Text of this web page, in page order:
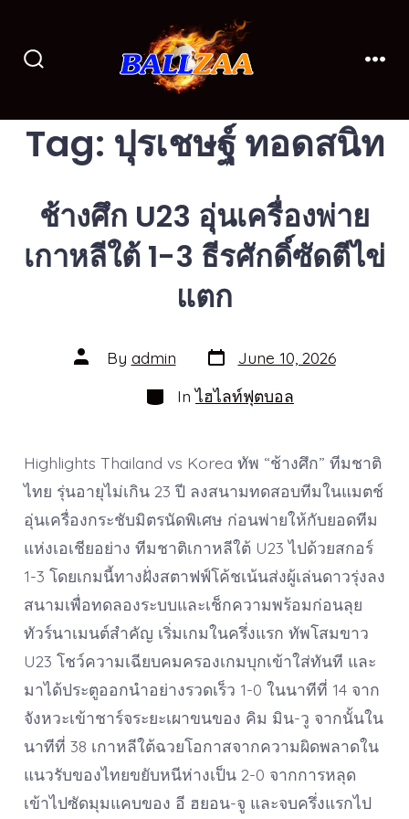
content
Tag: ปุรเชษฐ์ ทอดสนิท
ช้างศึก U23 อุ่นเครื่องพ่าย
เกาหลีใต้ 1-3 ธีรศักดิ์ซัดตีไข่
แตก
Post
author
By admin Post
date
June 10, 2026
Categories
Inไฮไลท์ฟุตบอล
Highlights Thailand vs Korea ทัพ “ช้างศึก” ทีมชาติ
ไทย รุ่นอายุไม่เกิน 23 ปี ลงสนามทดสอบทีมในแมตช์
อุ่นเครื่องกระชับมิตรนัดพิเศษ ก่อนพ่ายให้กับยอดทีม
แห่งเอเชียอย่าง ทีมชาติเกาหลีใต้ U23 ไปด้วยสกอร์
1-3 โดยเกมนี้ทางฝั่งสตาฟฟ์โค้ชเน้นส่งผู้เล่นดาวรุ่งลง
สนามเพื่อทดลองระบบและเช็กความพร้อมก่อนลุย
ทัวร์นาเมนต์สำคัญ เริ่มเกมในครึ่งแรก ทัพโสมขาว
U23 โชว์ความเฉียบคมครองเกมบุกเข้าใส่ทันที และ
มาได้ประตูออกนำอย่างรวดเร็ว 1-0 ในนาทีที่ 14 จาก
จังหวะเข้าชาร์จระยะเผาขนของ คิม มิน-วู จากนั้นใน
นาทีที่ 38 เกาหลีใต้ฉวยโอกาสจากความผิดพลาดใน
แนวรับของไทยขยับหนีห่างเป็น 2-0 จากการหลุด
เข้าไปซัดมุมแคบของ อี ฮยอน-จู และจบครึ่งแรกไป